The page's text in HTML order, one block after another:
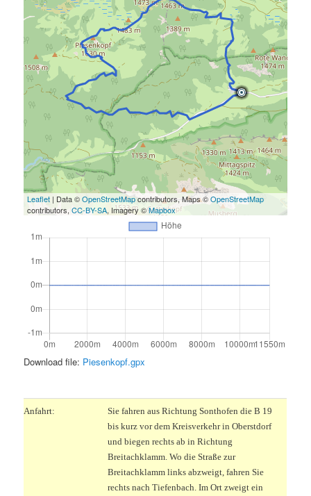
Leaflet | Data ©OpenStreetMapcontributors, Maps ©OpenStreetMap
contributors,CC-BY-SA, Imagery ©Mapbox
Download file: Piesenkopf.gpx
Anfahrt:
Sie fahren aus Richtung Sonthofen die B 19
bis kurz vor dem Kreisverkehr in Oberstdorf
und biegen rechts ab in Richtung
Breitachklamm. Wo die Straße zur
Breitachklamm links abzweigt, fahren Sie
rechts nach Tiefenbach. Im Ort zweigt ein